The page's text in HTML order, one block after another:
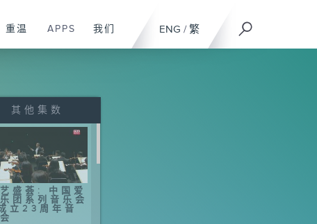
ENG / 繁
重温 APPS 我们
其他集数
盛荟: 中国爱
团系列音乐会
立23周年音